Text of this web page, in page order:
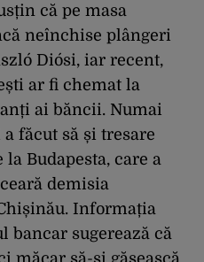
că pe masa
neînchise plângeri
Diósi, iar recent,
ar fi chemat la
ai băncii. Numai
făcut să și tresare
Budapesta, care a
demisia
Informația
sugerează că
măcar să-și găsească